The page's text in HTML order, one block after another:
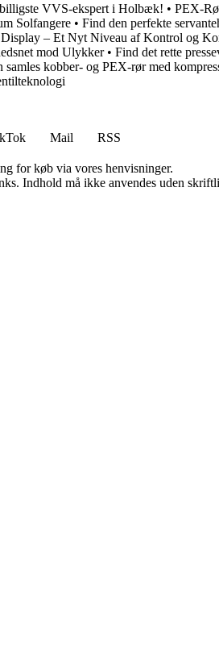
VVS-ekspert i Holbæk! • PEX-
Solfangere • Find den perfekte
– Et Nyt Niveau af Kontrol og
mod Ulykker• Find det rette
samles kobber- og PEX-rør med
Mail
RSS
for køb via vores henvisninger.
Indhold må ikke anvendes uden